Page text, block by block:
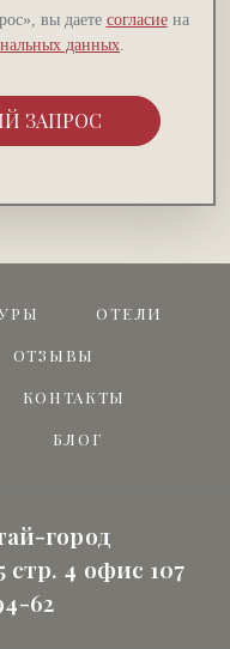
вы даете согласиена
данных.
ЗАПРОС
ОТЕЛИ
ОТЗЫВЫ
КОНТАКТЫ
БЛОГ
город
стр. 4 офис 107
62